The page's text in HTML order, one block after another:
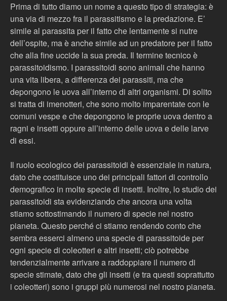
Prima di tutto diamo un nome a questo tipo di strategia: è
una via di mezzo fra il parassitismo e la predazione. E’
simile al parassita per il fatto che lentamente si nutre
dell’ospite, ma è anche simile ad un predatore per il fatto
che alla fine uccide la sua preda. Il termine tecnico è
parassitoidismo. I parassitoidi sono animali che hanno
una vita libera, a differenza dei parassiti, ma che
depongono le uova all’interno di altri organismi. Di solito
si tratta di imenotteri, che sono molto imparentate con le
comuni vespe e che depongono le proprie uova dentro a
ragni e insetti oppure all’interno delle uova e delle larve
di essi.
Il ruolo ecologico dei parassitoidi è essenziale in natura,
dato che costituisce uno dei principali fattori di controllo
demografico in molte specie di insetti. Inoltre, lo studio dei
parassitoidi sta evidenziando che ancora una volta
stiamo sottostimando il numero di specie nel nostro
pianeta. Questo perché ci stiamo rendendo conto che
sembra esserci almeno una specie di parassitoide per
ogni specie di coleotteri e altri insetti; ciò potrebbe
tendenzialmente arrivare a raddoppiare il numero di
specie stimate, dato che gli insetti (e tra questi soprattutto
i coleotteri) sono i gruppi più numerosi nel nostro pianeta.